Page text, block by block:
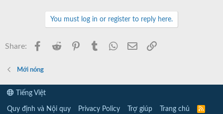
You must log in or register to reply here.
Share: Facebook
Reddit PinterestTumblr WhatsApp
Email
Mới nóng
Tiếng Việt
Quy định và Nội quy Privacy Policy Trợ giúp Trang chủ
R